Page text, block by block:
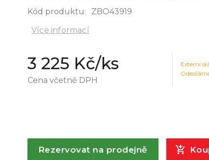
Kód produktu:
ZBO43919
Více informací
3 225 Kč/ks
Cena včetně DPH
Externí
Rezervovat na prodejně